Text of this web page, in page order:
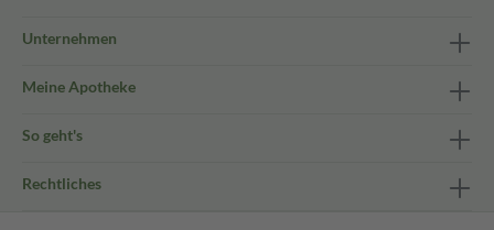
Unternehmen
Meine Apotheke
So geht's
Rechtliches